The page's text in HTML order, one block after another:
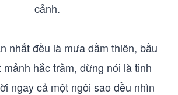
cảnh.
nhất đều là mưa dầm thiên, bầu
mảnh hắc trầm, đừng nói là tinh
ngay cả một ngôi sao đều nhìn